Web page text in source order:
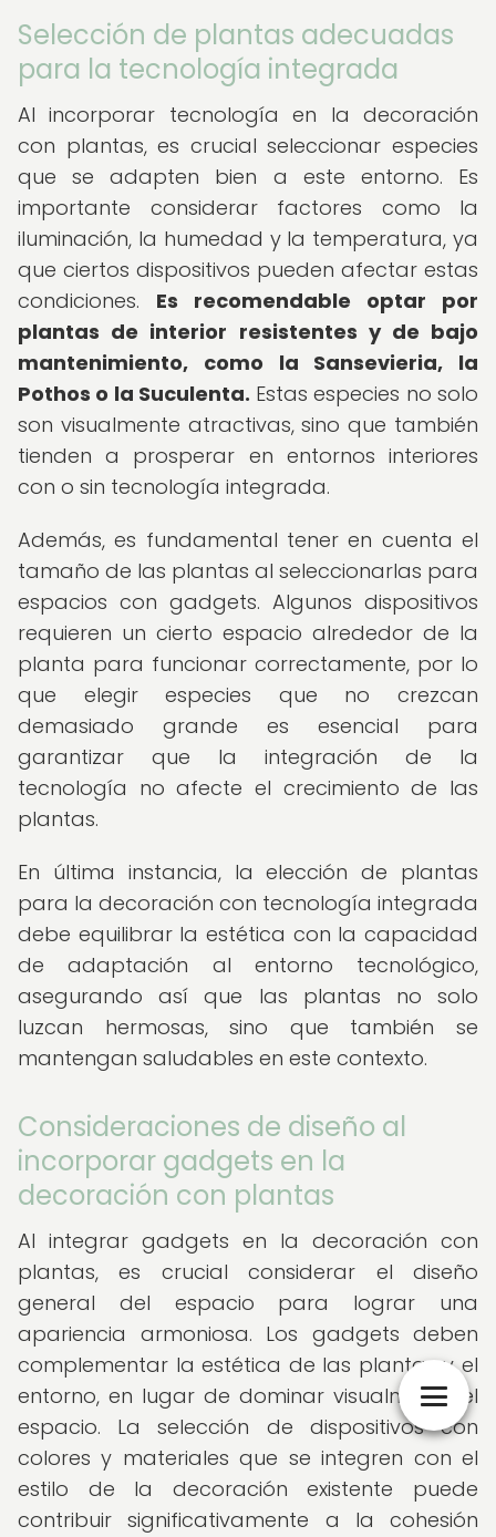
Selección de plantas adecuadas
para la tecnología integrada
Al incorporar tecnología en la decoración
con plantas, es crucial seleccionar especies
que se adapten bien a este entorno. Es
importante considerar factores como la
iluminación, la humedad y la temperatura, ya
que ciertos dispositivos pueden afectar estas
condiciones. Es recomendable optar por
plantas de interior resistentes y de bajo
mantenimiento, como la Sansevieria, la
Pothos o la Suculenta. Estas especies no solo
son visualmente atractivas, sino que también
tienden a prosperar en entornos interiores
con o sin tecnología integrada.
Además, es fundamental tener en cuenta el
tamaño de las plantas al seleccionarlas para
espacios con gadgets. Algunos dispositivos
requieren un cierto espacio alrededor de la
planta para funcionar correctamente, por lo
que elegir especies que no crezcan
demasiado grande es esencial para
garantizar que la integración de la
tecnología no afecte el crecimiento de las
plantas.
En última instancia, la elección de plantas
para la decoración con tecnología integrada
debe equilibrar la estética con la capacidad
de adaptación al entorno tecnológico,
asegurando así que las plantas no solo
luzcan hermosas, sino que también se
mantengan saludables en este contexto.
Consideraciones de diseño al
incorporar gadgets en la
decoración con plantas
Al integrar gadgets en la decoración con
plantas, es crucial considerar el diseño
general del espacio para lograr una
apariencia armoniosa. Los gadgets deben
complementar la estética de las plantas y el
entorno, en lugar de dominar visualmente el
espacio. La selección de dispositivos con
colores y materiales que se integren con el
estilo de la decoración existente puede
contribuir significativamente a la cohesión